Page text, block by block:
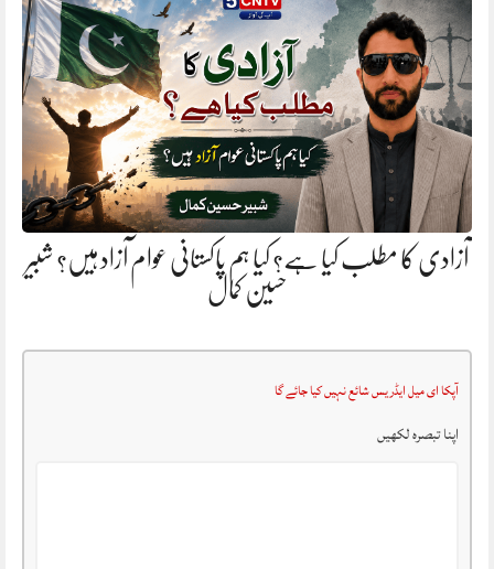
آزادی کا مطلب کیا ہے؟ کیا ہم پاکستانی عوام آزاد ہیں؟ شبیر
حسین کمال
آپکا ای میل ایڈریس شائع نہیں کیا جائے گا
اپنا تبصرہ لکھیں